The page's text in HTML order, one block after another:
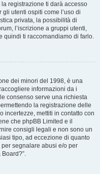
registrazione ti darà accesso
utenti ospiti come l’uso di
privata, la possibilità di
l’iscrizione a gruppi utenti,
quindi ti raccomandiamo di farlo.
dei minori del 1998, è una
informazioni da i
consenso serve una richiesta
la registrazione delle
incertezze, mettiti in contatto con
che phpBB Limited e il
consigli legali e non sono un
tipo, ad eccezione di quanto
segnalare abusi e/o per